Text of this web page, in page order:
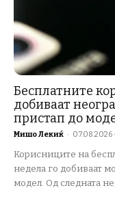
Бесплатните
добиваат
пристап до
Мишо Лекиќ - 07.08.2026
Корисниците на
недела го добиваат
модел. Од следната